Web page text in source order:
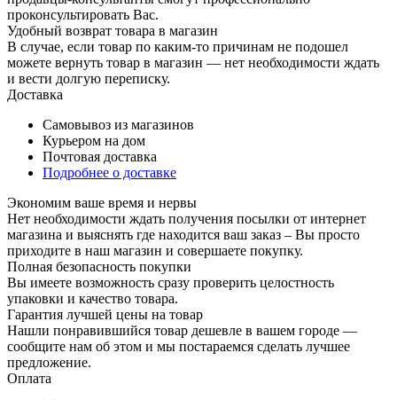
проконсультировать Вас.
Удобный возврат товара в магазин
В случае, если товар по каким-то причинам не подошел
можете вернуть товар в магазин — нет необходимости ждать
и вести долгую переписку.
Доставка
Самовывоз из магазинов
Курьером на дом
Почтовая доставка
Подробнее о доставке
Экономим ваше время и нервы
Нет необходимости ждать получения посылки от интернет
магазина и выяснять где находится ваш заказ – Вы просто
приходите в наш магазин и совершаете покупку.
Полная безопасность покупки
Вы имеете возможность сразу проверить целостность
упаковки и качество товара.
Гарантия лучшей цены на товар
Нашли понравившийся товар дешевле в вашем городе —
сообщите нам об этом и мы постараемся сделать лучшее
предложение.
Оплата